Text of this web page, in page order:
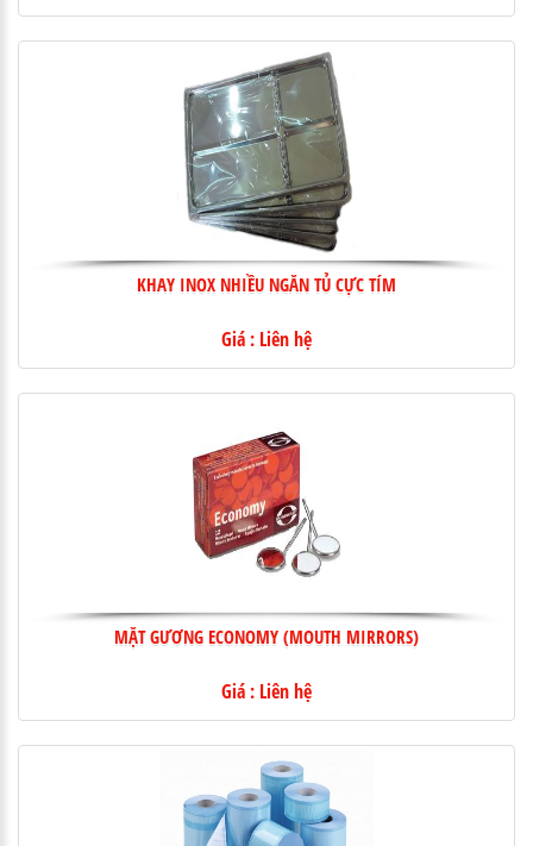
KHAY INOX NHIỀU NGĂN TỦ CỰC TÍM
Giá : Liên hệ
MẶT GƯƠNG ECONOMY (MOUTH MIRRORS)
Giá : Liên hệ